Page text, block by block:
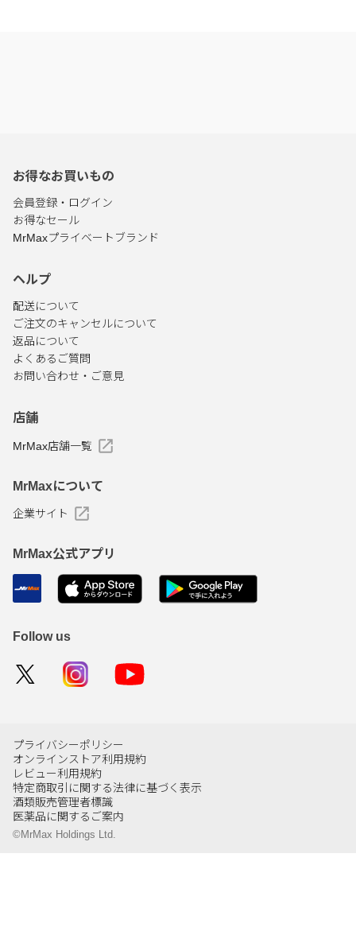
お得なお買いもの
会員登録・ログイン
お得なセール
MrMaxプライベートブランド
ヘルプ
配送について
ご注文のキャンセルについて
返品について
よくあるご質問
お問い合わせ・ご意見
店舗
MrMax店舗一覧
MrMaxについて
企業サイト
MrMax公式アプリ
Follow us
プライバシーポリシー
オンラインストア利用規約
レビュー利用規約
特定商取引に関する法律に基づく表示
酒類販売管理者標識
医薬品に関するご案内
©MrMax Holdings Ltd.